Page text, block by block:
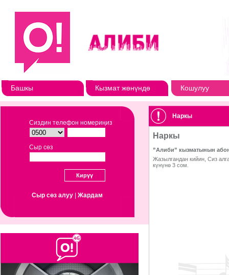
Башкы Кызмат жөнүндө Кошулуу
Сиздин телефон номериңиз
Сыр сөз
Сыр сөз алуу Жардам
Наркы